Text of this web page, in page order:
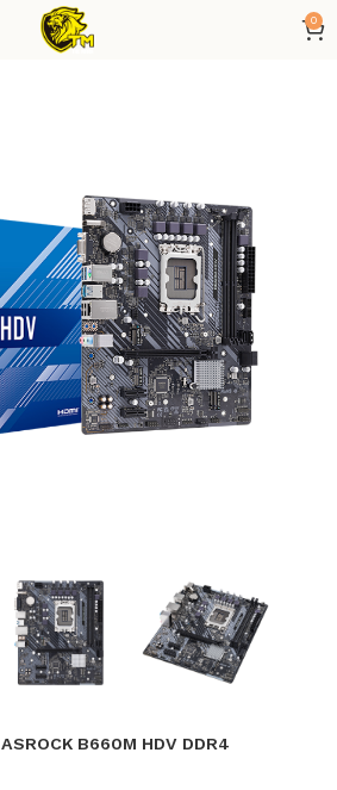
0
ASROCK B660M HDV DDR4